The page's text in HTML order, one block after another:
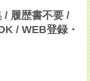
/ 履歴書不要 /
/ WEB登録・